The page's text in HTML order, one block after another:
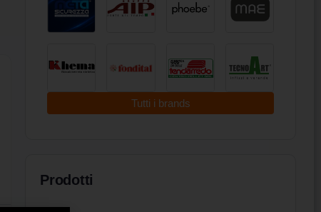
Tutti i brands
Prodotti